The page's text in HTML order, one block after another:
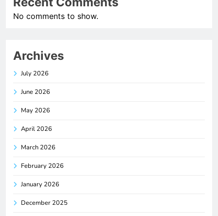
No comments to show.
Archives
July 2026
June 2026
May 2026
April 2026
March 2026
February 2026
January 2026
December 2025